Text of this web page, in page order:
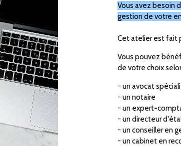
Vous avez besoin
gestion de votre
Cet atelier est fait
Vous pouvez
devotre choix
- un avocat
- un notaire
- un expert-
- un directeur d'
- un conseiller en
- un cabinet en